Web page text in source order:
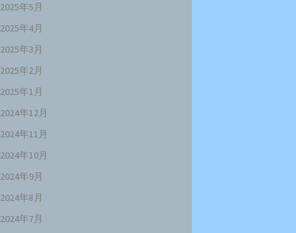
2025年5月
2025年4月
2025年3月
2025年2月
2025年1月
2024年12月
2024年11月
2024年10月
2024年9月
2024年8月
2024年7月